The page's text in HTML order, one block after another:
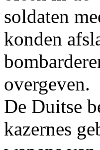
soldaten
konden
overgeven.
De Duitse
kazernes